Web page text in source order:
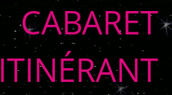
CABARET
ITINÉRANT